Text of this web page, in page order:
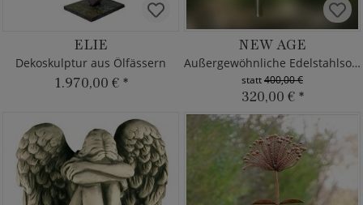
ELIE
Dekoskulptur aus Ölfässern
1.970,00 € *
NEW AGE
Außergewöhnliche Edelstahlsonnenuhr
statt400,00 €
320,00 € *